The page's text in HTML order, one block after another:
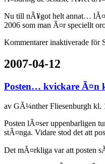
Nu till nÃ¥got helt annat…
2006 som man Ã¤r speciellt
Kommentarer inaktiverade för
2007-04-12
Posten… kvickare Ã¤n
av GÃ¼nther Fliesenburgh kl.
Posten lÃ¤ser uppenbarligen
stÃ¤nga. Vidare stod det att
Det mÃ¤rkliga var att posten